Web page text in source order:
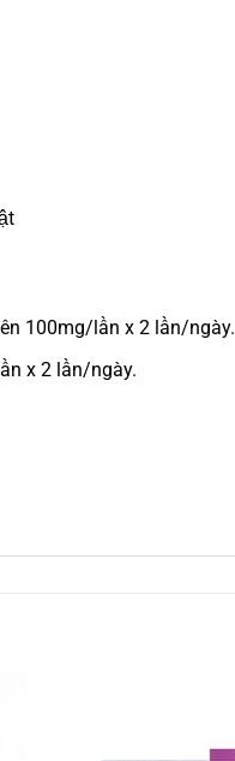
100mg/lần x 2 lần/ngày.
x 2 lần/ngày.